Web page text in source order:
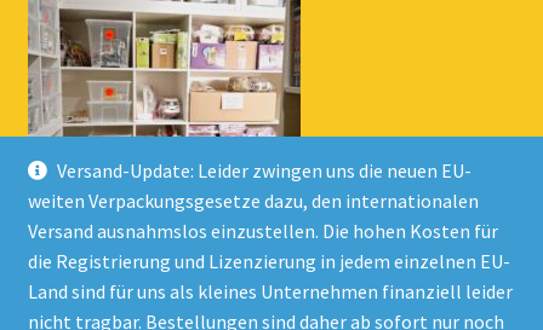
Versand-Update: Leider zwingen uns die neuen EU-
weiten Verpackungsgesetze dazu, den internationalen
Versand ausnahmslos einzustellen. Die hohen Kosten für
die Registrierung und Lizenzierung in jedem einzelnen EU-
Land sind für uns als kleines Unternehmen finanziell leider
nicht tragbar. Bestellungen sind daher ab sofort nur noch